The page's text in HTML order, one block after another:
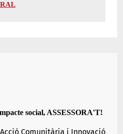
social, ASSESSORA'T!
Comunitària i Innovació